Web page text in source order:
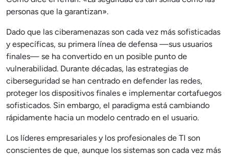
personas que la garantizan».
Dado que las ciberamenazas son cada vez más sofisticadas
y específicas, su primera línea de defensa —sus usuarios
finales— se ha convertido en un posible punto de
vulnerabilidad. Durante décadas, las estrategias de
ciberseguridad se han centrado en defender las redes,
proteger los dispositivos finales e implementar cortafuegos
sofisticados. Sin embargo, el paradigma está cambiando
rápidamente hacia un modelo centrado en el usuario.
Los líderes empresariales y los profesionales de TI son
conscientes de que, aunque los sistemas son cada vez más